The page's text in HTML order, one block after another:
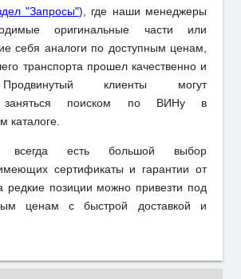
"Запросы"), где наши менеджеры
оригинальные части или
себя аналоги по доступным ценам,
транспорта прошел качественно и
клиенты могут
заняться поиском по ВИНу в
каталоге.
всегда есть большой выбор
сертификаты и гарантии от
редкие позиции можно привезти под
ценам с быстрой доставкой и